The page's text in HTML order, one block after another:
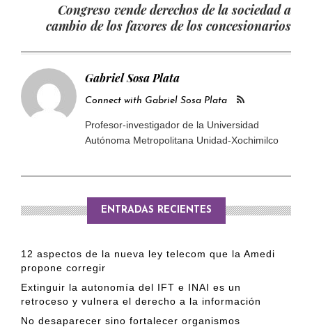
Congreso vende derechos de la sociedad a
cambio de los favores de los concesionarios
Gabriel Sosa Plata
Connect with Gabriel Sosa Plata
Profesor-investigador de la Universidad
Autónoma Metropolitana Unidad-Xochimilco
ENTRADAS RECIENTES
12 aspectos de la nueva ley telecom que la Amedi
propone corregir
Extinguir la autonomía del IFT e INAI es un
retroceso y vulnera el derecho a la información
No desaparecer sino fortalecer organismos